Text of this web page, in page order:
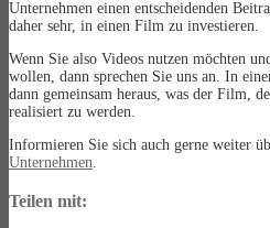
Unternehmen einen entscheidenden
daher sehr, in einen Film zu investieren.
Wenn Sie also Videos nutzen möchten
wollen, dann sprechen Sie uns an. In
dann gemeinsam heraus, was der Film,
realisiert zu werden.
Informieren Sie sich auch gerne weiter
Unternehmen.
Teilen mit: